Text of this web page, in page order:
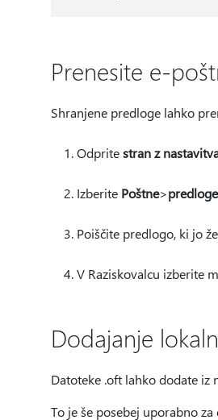
Prenesite e-
Shranjene predloge lahko
Odpritestran z
Izberite Poštne>predloge
Poiščite predlogo, ki jo
V Raziskovalcu izberite
Dodajanje
Datoteke .oft lahko dodate
To je še posebej uporabno